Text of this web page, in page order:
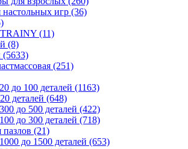
настольных игр (36)
(11)
(8)
(5633)
(251)
до 100 деталей (1163)
деталей (648)
до 500 деталей (422)
до 300 деталей (718)
(21)
до 1500 деталей (653)